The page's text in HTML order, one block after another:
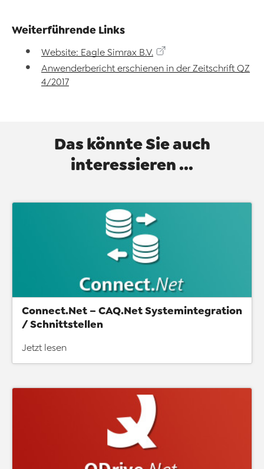
Weiterführende Links
Website: Eagle Simrax B.V.
Anwenderbericht erschienen in der Zeitschrift QZ
4/2017
Das könnte Sie auch
interessieren ...
Connect.Net – CAQ.Net Systemintegration
/ Schnittstellen
Jetzt lesen